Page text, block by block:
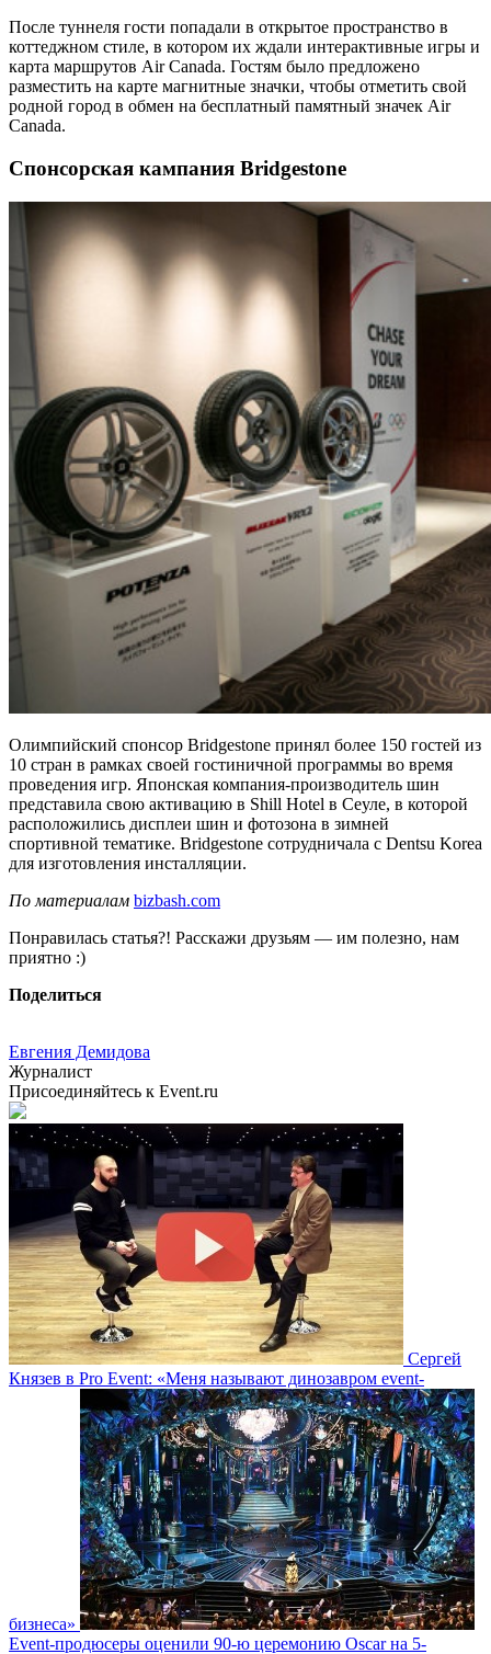
После туннеля гости попадали в открытое пространство в
коттеджном стиле, в котором их ждали интерактивные игры и
карта маршрутов Air Canada. Гостям было предложено
разместить на карте магнитные значки, чтобы отметить свой
родной город в обмен на бесплатный памятный значек Air
Canada.
Спонсорская кампания Bridgestone
Олимпийский спонсор Bridgestone принял более 150 гостей из
10 стран в рамках своей гостиничной программы во время
проведения игр. Японская компания-производитель шин
представила свою активацию в Shill Hotel в Сеуле, в которой
расположились дисплеи шин и фотозона в зимней
спортивной тематике. Bridgestone сотрудничала с Dentsu Korea
для изготовления инсталляции.
По материалам bizbash.com
Понравилась статья?! Расскажи друзьям — им полезно, нам
приятно :)
Поделиться
Евгения Демидова
Журналист
Присоединяйтесь к Event.ru
Сергей
Князев в Pro Event: «Меня называют динозавром event-
бизнеса»
Event-продюсеры оценили 90-ю церемонию Oscar на 5-